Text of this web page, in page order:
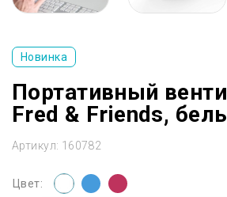
Новинка
Портативный
Fred & Friends,
Артикул: 160782
Цвет: